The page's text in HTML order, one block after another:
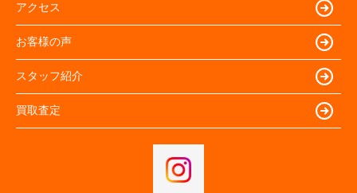
アクセス
お客様の声
スタッフ紹介
買取査定